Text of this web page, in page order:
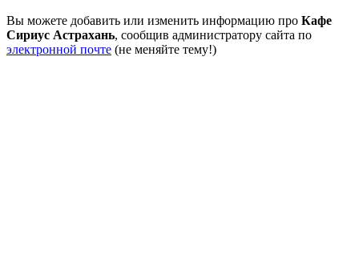
Вы можете добавить или изменить информацию про Кафе
Сириус Астрахань, сообщив администратору сайта по
электронной почте (не меняйте тему!)